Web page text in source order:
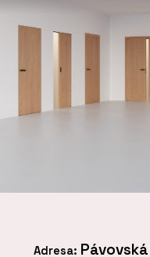
Adresa: